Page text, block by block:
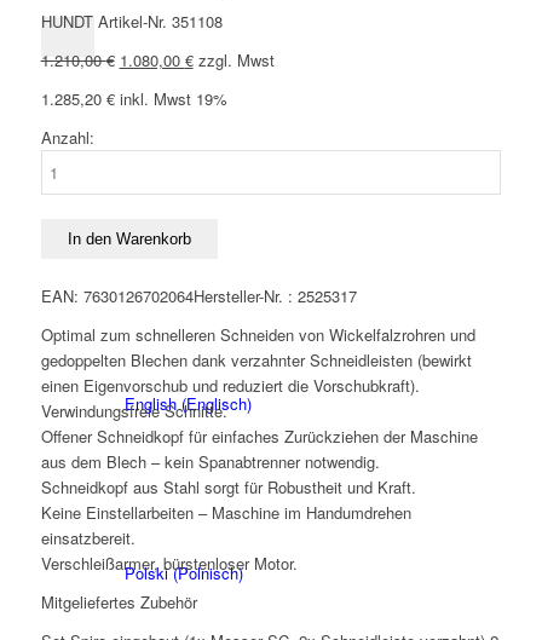
Deutsch
English(Englisch)
Polski(Polnisch)
HUNDT Artikel-Nr. 351108
1.210,00€ Ursprünglicher
war:
1.080,00 €Aktueller
ist:
zzgl. Mwst
1.285,20 €inkl. Mwst 19%
Anzahl:
TruTool
200
4,0Ah
mit
Werkzeug
Menge
In den Warenkorb
EAN: 7630126702064Hersteller-Nr. : 2525317
Optimal zum schnelleren Schneiden von Wickelfalzrohren und
gedoppelten Blechen dank verzahnter Schneidleisten (bewirkt
einen Eigenvorschub und reduziert die Vorschubkraft).
Verwindungsfreie Schnitte.
Offener Schneidkopf für einfaches Zurückziehen der Maschine
aus dem Blech – kein Spanabtrenner notwendig.
Schneidkopf aus Stahl sorgt für Robustheit und Kraft.
Keine Einstellarbeiten – Maschine im Handumdrehen
einsatzbereit.
Verschleißarmer, bürstenloser Motor.
Mitgeliefertes Zubehör